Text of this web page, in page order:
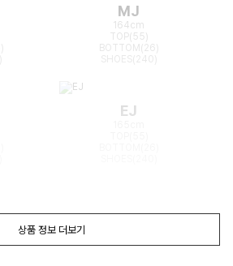
MJ
164cm
TOP(55)
BOTTOM(26)
EJ
상품 정보 더보기